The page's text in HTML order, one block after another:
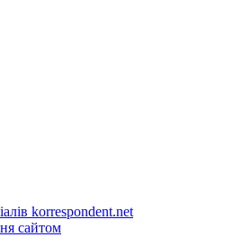
korrespondent.net
сайтом